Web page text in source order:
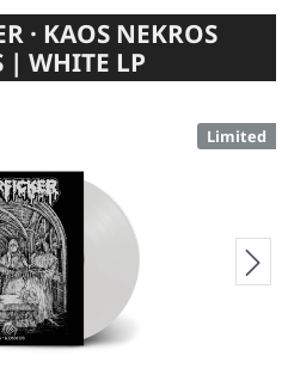
· KAOS NEKROS
| WHITE LP
Limited